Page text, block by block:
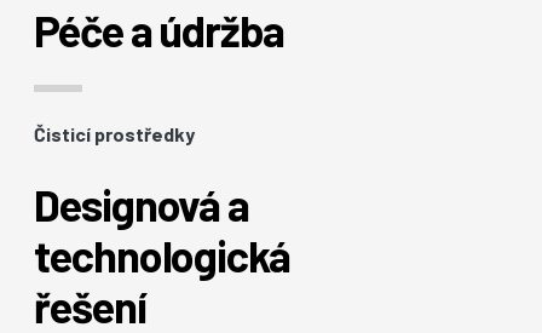
Péče a údržba
Čisticí prostředky
Designová a
technologická
řešení